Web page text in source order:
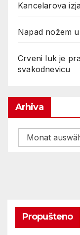
Kancelarova
Napad nožem
Crveni luk je
svakodnevicu
Arhiva
Arhiva
Propušteno